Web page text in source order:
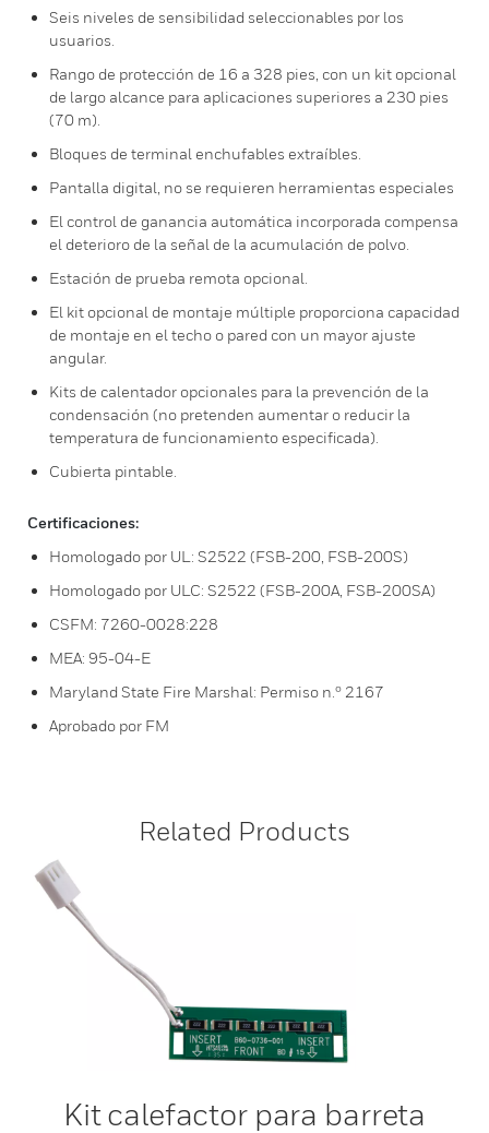
Seis niveles de sensibilidad seleccionables por los
usuarios.
Rango de protección de 16 a 328 pies, con un kit opcional
de largo alcance para aplicaciones superiores a 230 pies
(70 m).
Bloques de terminal enchufables extraíbles.
Pantalla digital, no se requieren herramientas especiales
El control de ganancia automática incorporada compensa
el deterioro de la señal de la acumulación de polvo.
Estación de prueba remota opcional.
El kit opcional de montaje múltiple proporciona capacidad
de montaje en el techo o pared con un mayor ajuste
angular.
Kits de calentador opcionales para la prevención de la
condensación (no pretenden aumentar o reducir la
temperatura de funcionamiento especificada).
Cubierta pintable.
Certificaciones:
Homologado por UL: S2522 (FSB-200, FSB-200S)
Homologado por ULC: S2522 (FSB-200A, FSB-200SA)
CSFM: 7260-0028:228
MEA: 95-04-E
Maryland State Fire Marshal: Permiso n.º 2167
Aprobado por FM
Related Products
Kit calefactor para barreta